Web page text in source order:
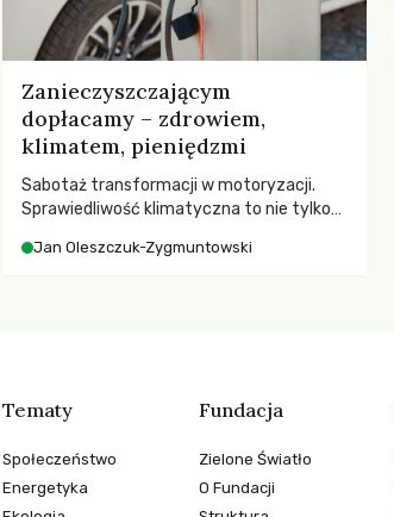
Zanieczyszczającym
dopłacamy – zdrowiem,
klimatem, pieniędzmi
Sabotaż transformacji w motoryzacji.
Sprawiedliwość klimatyczna to nie tylko
ponosi konsekwencje globalnego
Jan Oleszczuk-Zygmuntowski
Tematy
Społeczeństwo
Energetyka
Fundacja
Zielone Światło
O Fundacji